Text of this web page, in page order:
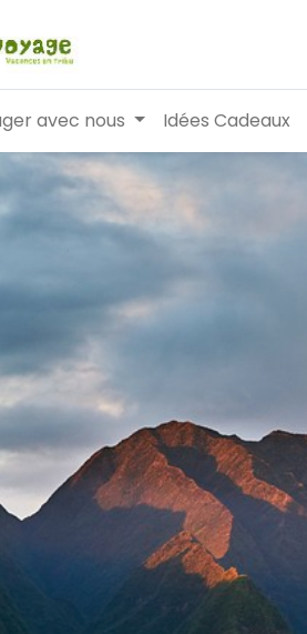
avec nous Idées Cadeaux